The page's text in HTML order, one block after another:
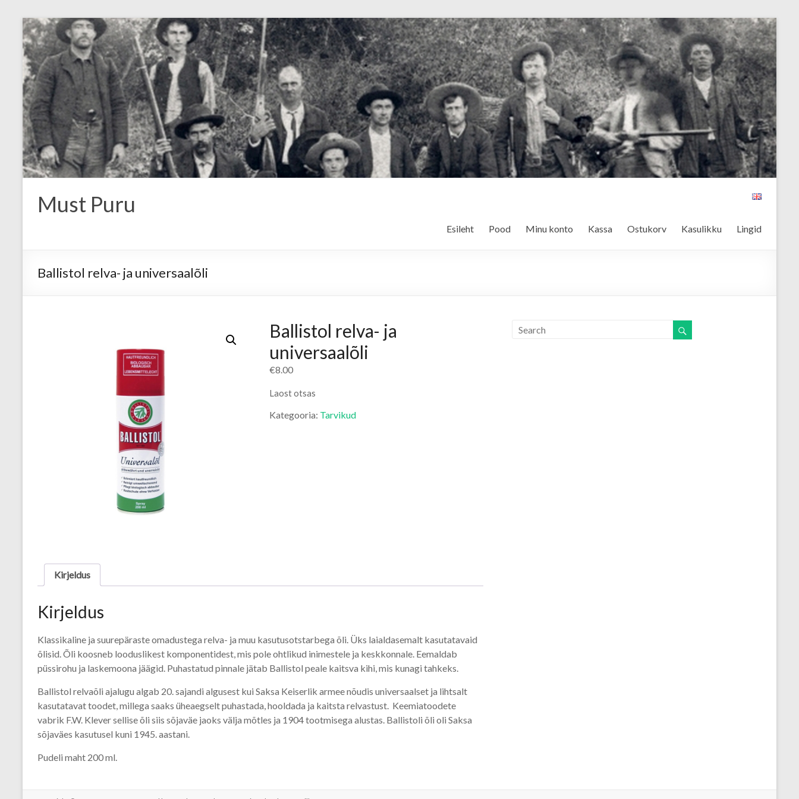
Must Puru
Esileht Pood Minu konto Kassa Ostukorv Kasulikku Lingid
Ballistol relva- ja universaalõli
Ballistol relva- ja
universaalõli
€8.00
Laost otsas
Kategooria: Tarvikud
Kirjeldus
Kirjeldus
Klassikaline ja suurepäraste omadustega relva- ja muu kasutusotstarbega õli. Üks laialdasemalt kasutatavaid
õlisid. Õli koosneb looduslikest komponentidest, mis pole ohtlikud inimestele ja keskkonnale. Eemaldab
püssirohu ja laskemoona jäägid. Puhastatud pinnale jätab Ballistol peale kaitsva kihi, mis kunagi tahkeks.
Ballistol relvaõli ajalugu algab 20. sajandi algusest kui Saksa Keiserlik armee nõudis universaalset ja lihtsalt
kasutatavat toodet, millega saaks üheaegselt puhastada, hooldada ja kaitsta relvastust. Keemiatoodete
vabrik F.W. Klever sellise õli siis sõjaväe jaoks välja mõtles ja 1904 tootmisega alustas. Ballistoli õli oli Saksa
sõjaväes kasutusel kuni 1945. aastani.
Pudeli maht 200 ml.